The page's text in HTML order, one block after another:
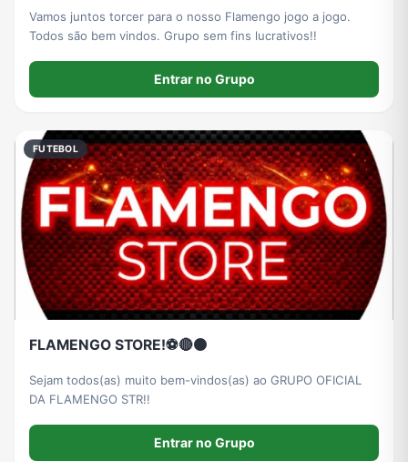
Vídeos
Vamos juntos torcer para o nosso Flamengo jogo a jogo.
Todos são bem vindos. Grupo sem fins lucrativos!!
Entrar no Grupo
FUTEBOL
FLAMENGO STORE!⚽🔴⚫
Sejam todos(as) muito bem-vindos(as) ao GRUPO OFICIAL
DA FLAMENGO STR!!
Entrar no Grupo